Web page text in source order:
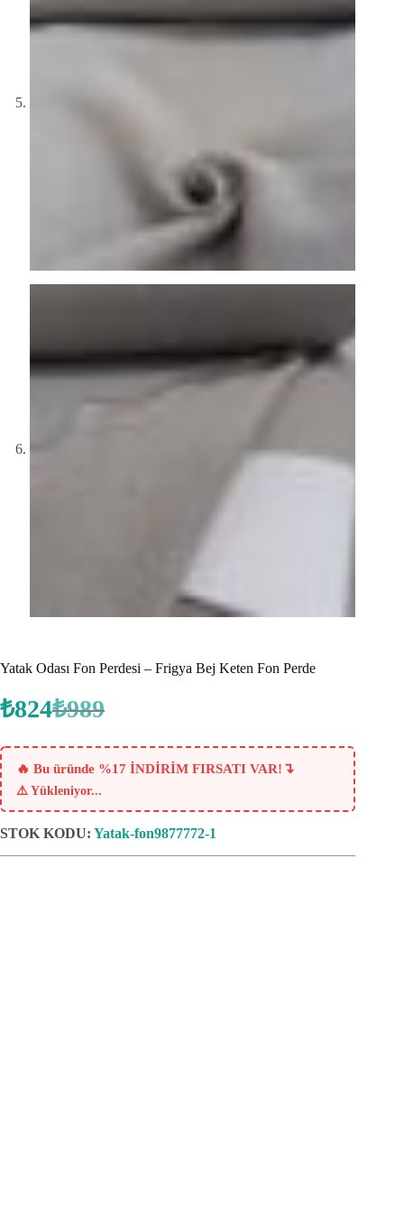
Yatak Odası Fon Perdesi – Frigya Bej Keten Fon Perde
₺989
Orijinal
₺989.
₺824Şu
fiyat:
₺824.
🔥 Bu üründe %17 İNDİRİM FIRSATI VAR! ↴
⚠️ Yükleniyor...
STOK KODU: Yatak-fon9877772-1